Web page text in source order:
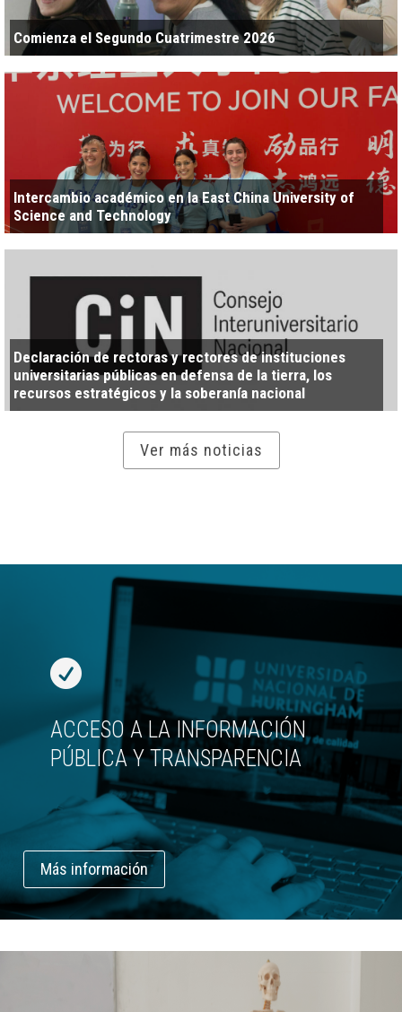
Comienza el Segundo Cuatrimestre 2026
Intercambio académico en la East China University of
Science and Technology
Declaración de rectoras y rectores de instituciones
universitarias públicas en defensa de la tierra, los
recursos estratégicos y la soberanía nacional
Ver más noticias

ACCESO A LA INFORMACIÓN
PÚBLICA Y TRANSPARENCIA
Más información